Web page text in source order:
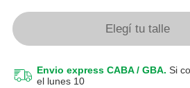
Elegí tu talle
Envio express CABA / GBA. Si
el lunes 10